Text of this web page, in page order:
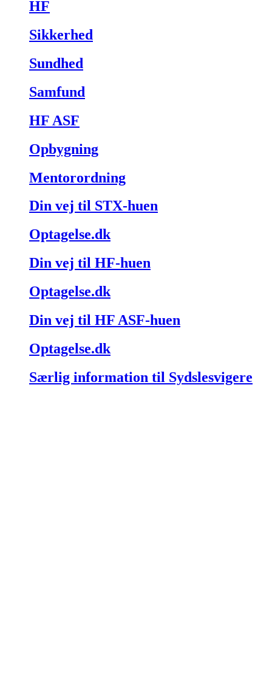
HF
Sikkerhed
Sundhed
Samfund
HF ASF
Opbygning
Mentorordning
Din vej til STX-huen
Optagelse.dk
Din vej til HF-huen
Optagelse.dk
Din vej til HF ASF-huen
Optagelse.dk
Særlig information til Sydslesvigere